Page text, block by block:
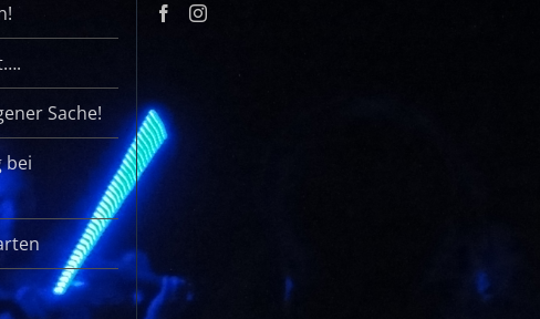
Sache!
bei